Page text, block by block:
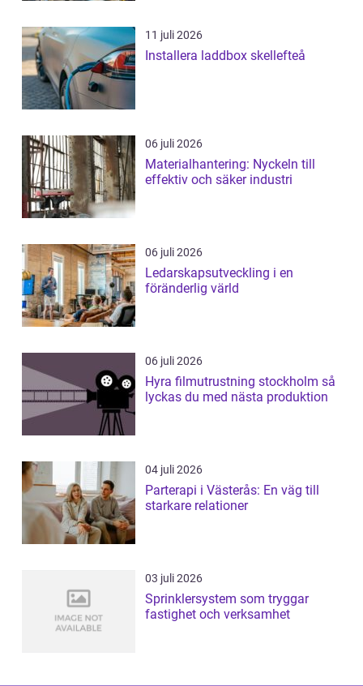
11 juli 2026
Installera laddbox skellefteå
06 juli 2026
Materialhantering: Nyckeln till
effektiv och säker industri
06 juli 2026
Ledarskapsutveckling i en
föränderlig värld
06 juli 2026
Hyra filmutrustning stockholm så
lyckas du med nästa produktion
04 juli 2026
Parterapi i Västerås: En väg till
starkare relationer
03 juli 2026
Sprinklersystem som tryggar
fastighet och verksamhet